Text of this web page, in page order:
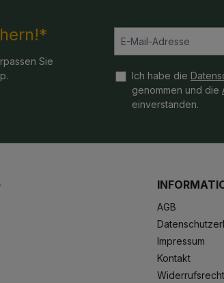
Sie
Ich habe die
genommen und die
einverstanden.
AGB
Impressum
Kontakt
Widerrufsrecht